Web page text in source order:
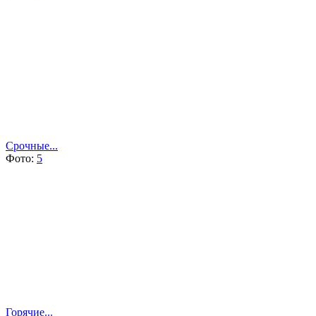
Срочные...
Фото: 5
Горячие...